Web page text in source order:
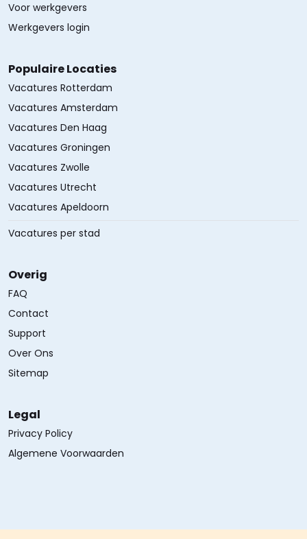
Voor werkgevers
Werkgevers login
Populaire Locaties
Vacatures Rotterdam
Vacatures Amsterdam
Vacatures Den Haag
Vacatures Groningen
Vacatures Zwolle
Vacatures Utrecht
Vacatures Apeldoorn
Vacatures per stad
Overig
FAQ
Contact
Support
Over Ons
Sitemap
Legal
Privacy Policy
Algemene Voorwaarden